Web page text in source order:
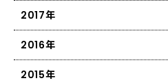
2017年
2016年
2015年